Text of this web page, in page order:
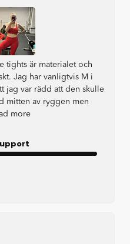
tights är materialet och
Jag har vanligtvis M i
jag var rädd att den skulle
mitten av ryggen men
more